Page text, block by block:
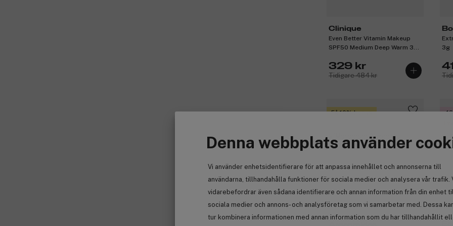
Denna webbplats använder
Vi använder enhetsidentifierare för att anpassa innehållet och annonserna till
användarna, tillhandahålla funktioner för sociala medier och analysera vår trafik.
vidarebefordrar även sådana identifierare och annan information från din enhet
sociala medier och annons- och analysföretag som vi samarbetar med. Dessa
tur kombinera informationen med annan information som du har tillhandahållit
Clinique
Even Better Vitamin Makeup
SPF50 Medium Deep Warm 3
329 kr
Tidigare 484 kr
3g
Få 10% bonus
-